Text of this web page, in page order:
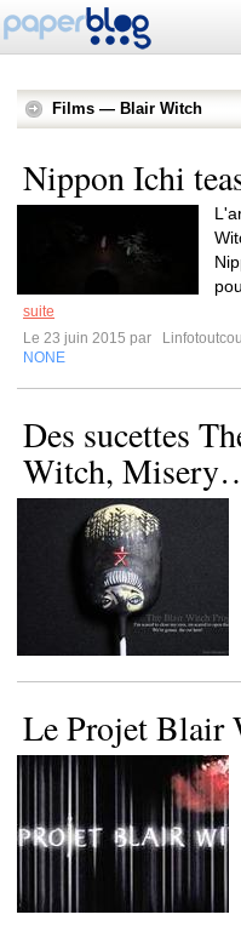
Films — Blair Witch
Nippon Ichi
suite
Le 23 juin 2015 par
NONE
Des sucettes
Witch,
Le Projet Blair